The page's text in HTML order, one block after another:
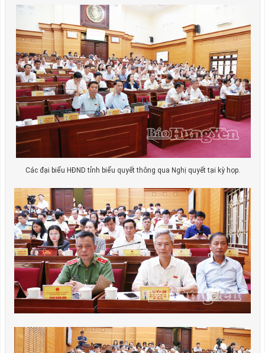
Các đại biểu HĐND tỉnh biểu quyết thông qua Nghị quyết tại kỳ họp.